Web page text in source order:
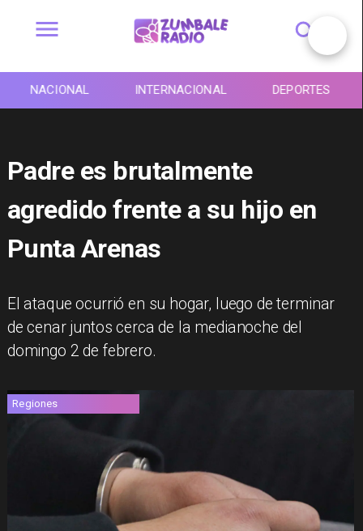
NACIONAL INTERNACIONAL DEPORTES
Padre es brutalmente
agredido frente a su hijo en
Punta Arenas
El ataque ocurrió en su hogar, luego de terminar
de cenar juntos cerca de la medianoche del
domingo 2 de febrero.
Regiones